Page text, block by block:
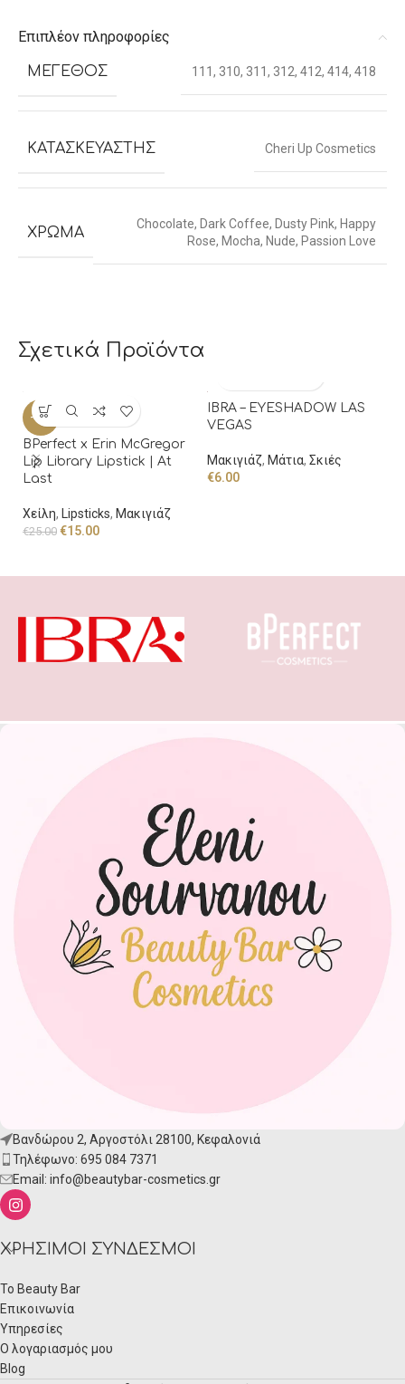
Επιπλέον πληροφορίες
ΜΈΓΕΘΟΣ 111 , 310, 311 , 312, 412, 414, 418
ΚΑΤΑΣΚΕΥΑΣΤΉΣ Cheri Up Cosmetics
ΧΡΏΜΑ
Chocolate, Dark Coffee, Dusty Pink, Happy
Rose, Mocha, Nude, Passion Love
Σχετικά Προϊόντα
-40%
BPerfect x Erin McGregor
Lip Library Lipstick | At
Last
Χείλη, Lipsticks, Μακιγιάζ
€25.00 €15.00
IBRA – EYESHADOW LAS
VEGAS
Μακιγιάζ, Μάτια, Σκιές
€6.00
Βανδώρου 2, Αργοστόλι 28100, Κεφαλονιά
Τηλέφωνο: 695 084 7371
Email: info@beautybar-cosmetics.gr
ΧΡΉΣΙΜΟΙ ΣΎΝΔΕΣΜΟΙ
Το Beauty Bar
Επικοινωνία
Υπηρεσίες
Ο λογαριασμός μου
Blog